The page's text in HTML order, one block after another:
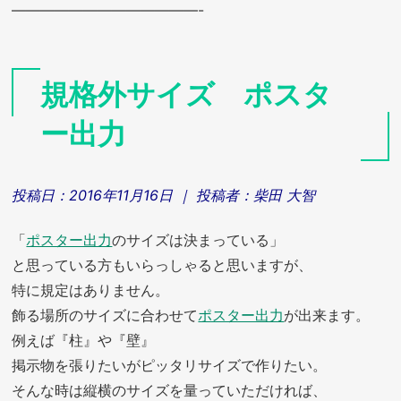
—————————————-
規格外サイズ ポスタ
ー出力
投稿日：2016年11月16日 ｜ 投稿者： 柴田 大智
「ポスター出力のサイズは決まっている」
と思っている方もいらっしゃると思いますが、
特に規定はありません。
飾る場所のサイズに合わせてポスター出力が出来ます。
例えば『柱』や『壁』
掲示物を張りたいがピッタリサイズで作りたい。
そんな時は縦横のサイズを量っていただければ、